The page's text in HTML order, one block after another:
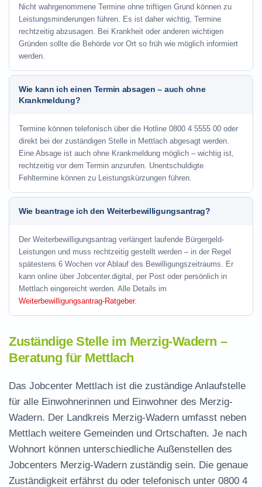
Nicht wahrgenommene Termine ohne triftigen Grund können zu
Leistungsminderungen führen. Es ist daher wichtig, Termine
rechtzeitig abzusagen. Bei Krankheit oder anderen wichtigen
Gründen sollte die Behörde vor Ort so früh wie möglich informiert
werden.
Wie kann ich einen Termin absagen – auch ohne
Krankmeldung?
Termine können telefonisch über die Hotline 0800 4 5555 00 oder
direkt bei der zuständigen Stelle in Mettlach abgesagt werden.
Eine Absage ist auch ohne Krankmeldung möglich – wichtig ist,
rechtzeitig vor dem Termin anzurufen. Unentschuldigte
Fehltermine können zu Leistungskürzungen führen.
Wie beantrage ich den Weiterbewilligungsantrag?
Der Weiterbewilligungsantrag verlängert laufende Bürgergeld-
Leistungen und muss rechtzeitig gestellt werden – in der Regel
spätestens 6 Wochen vor Ablauf des Bewilligungszeitraums. Er
kann online über Jobcenter.digital, per Post oder persönlich in
Mettlach eingereicht werden. Alle Details im
Weiterbewilligungsantrag-Ratgeber.
Zuständige Stelle im Merzig-Wadern –
Beratung für Mettlach
Das Jobcenter Mettlach ist die zuständige Anlaufstelle
für alle Einwohnerinnen und Einwohner des Merzig-
Wadern. Der Landkreis Merzig-Wadern umfasst neben
Mettlach weitere Gemeinden und Ortschaften. Je nach
Wohnort können unterschiedliche Außenstellen des
Jobcenters Merzig-Wadern zuständig sein. Die genaue
Zuständigkeit erfährst du oder telefonisch unter 0800 4